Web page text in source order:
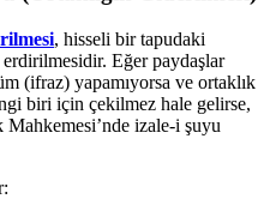
, hisseli bir tapudaki
Eğer paydaşlar
(ifraz) yapamıyorsa ve ortaklık
biri için çekilmez hale gelirse,
izale-i şuyu